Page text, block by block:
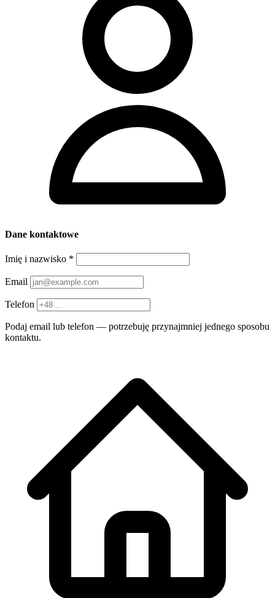
Dane kontaktowe
Imię i nazwisko *
Email
Telefon
Podaj email lub telefon — potrzebuję przynajmniej jednego sposobu
kontaktu.